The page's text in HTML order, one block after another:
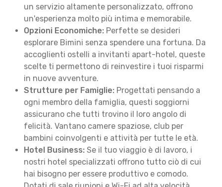
un servizio altamente personalizzato, offrono
un'esperienza molto più intima e memorabile.
Opzioni Economiche: Perfette se desideri
esplorare Bimini senza spendere una fortuna. Da
accoglienti ostelli a invitanti apart-hotel, queste
scelte ti permettono di reinvestire i tuoi risparmi
in nuove avventure.
Strutture per Famiglie: Progettati pensando a
ogni membro della famiglia, questi soggiorni
assicurano che tutti trovino il loro angolo di
felicità. Vantano camere spaziose, club per
bambini coinvolgenti e attività per tutte le età.
Hotel Business: Se il tuo viaggio è di lavoro, i
nostri hotel specializzati offrono tutto ciò di cui
hai bisogno per essere produttivo e comodo.